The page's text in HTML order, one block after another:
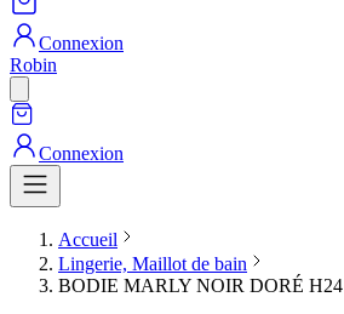
Connexion
Robin
Connexion
Accueil
Lingerie, Maillot de bain
BODIE MARLY NOIR DORÉ H24